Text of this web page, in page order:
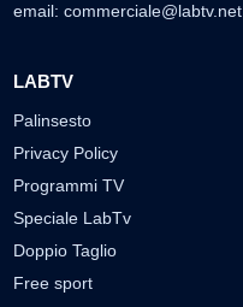
email: commerciale@labtv.net
LABTV
Palinsesto
Privacy Policy
Programmi TV
Speciale LabTv
Doppio Taglio
Free sport